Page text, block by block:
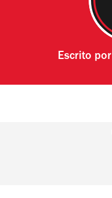
Escrito por